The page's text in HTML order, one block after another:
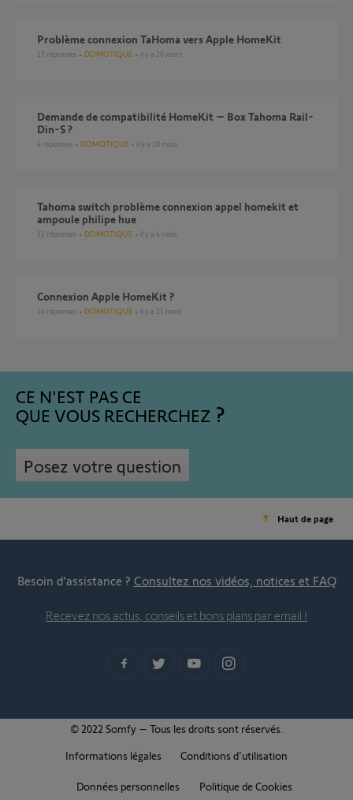
Problème connexion TaHoma vers Apple HomeKit
17 réponses DOMOTIQUE il y a 26 jours
Demande de compatibilité HomeKit – Box Tahoma Rail-
Din-S ?
4 réponses DOMOTIQUE il y a 10 mois
Tahoma switch problème connexion appel homekit et
ampoule philipe hue
12 réponses DOMOTIQUE il y a 4 mois
Connexion Apple HomeKit ?
14 réponses DOMOTIQUE il y a 11 mois
CE N'EST PAS CE
QUE VOUS RECHERCHEZ
Posez votre question
Haut de page
Besoin d’assistance ? Consultez nos vidéos, notices et FAQ
Recevez nos actus, conseils et bons plans par email !
© 2022 Somfy – Tous les droits sont réservés.
Informations légales
Conditions d'utilisation
Données personnelles Politique de Cookies